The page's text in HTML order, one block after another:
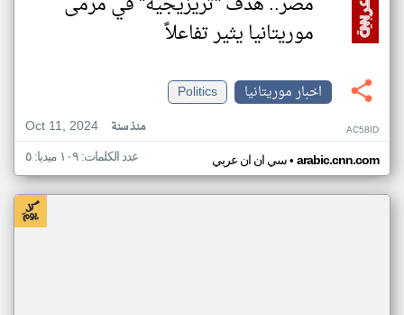
موريتانيا يثير تفاعلاً
اخبار موريتانيا
Politics
Oct 11, 2024
منذ سنة AC58ID
سي ان ان عربي• arabic.cnn.com عدد الكلمات: ١٠٩ ميديا: ٥